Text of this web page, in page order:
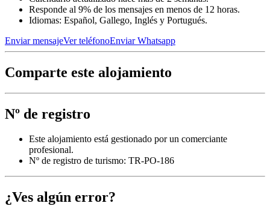
Responde al 9% de los mensajes en menos de 12 horas.
Idiomas: Español, Gallego, Inglés y Portugués.
Enviar mensajeVer teléfonoEnviar Whatsapp
Comparte este alojamiento
Nº de registro
Este alojamiento está gestionado por un comerciante
profesional.
Nº de registro de turismo: TR-PO-186
¿Ves algún error?